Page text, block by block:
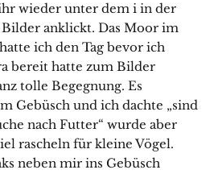
wieder unter dem i in der
anklickt. Das Moor im
ich den Tag bevor ich
bereit hatte zum Bilder
tolle Begegnung. Es
Gebüsch und ich dachte „sind
nach Futter“ wurde aber
rascheln für kleine Vögel.
neben mir ins Gebüsch